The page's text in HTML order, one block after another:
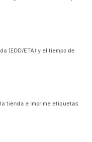
(EDD/ETA) y el tiempo de
tienda e imprime etiquetas